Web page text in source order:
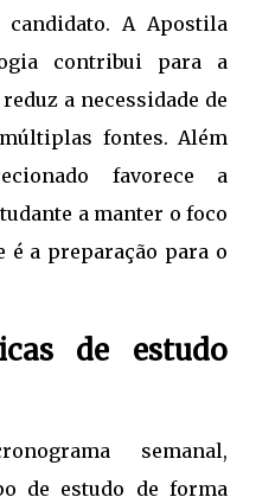
A Apostila
contribui para a
a necessidade de
fontes. Além
favorece a
a manter o foco
a preparação para o
de estudo
semanal,
de estudo de forma